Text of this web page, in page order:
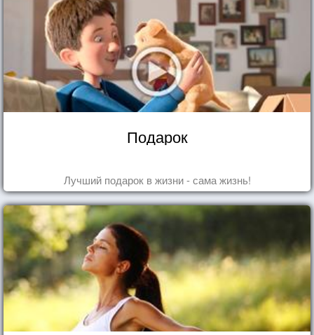
Подарок
Лучший подарок в жизни - сама жизнь!